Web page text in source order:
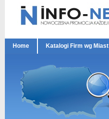
Home Katalogi Firm wg Miast